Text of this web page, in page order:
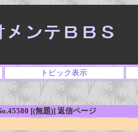
トピック表示
[(無題)] 返信ページ